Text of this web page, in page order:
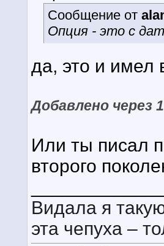
Сообщение от
Опция - это с
да, это и имел
Добавлено через
Или ты писал
второго
Видала я
эта чепуха –